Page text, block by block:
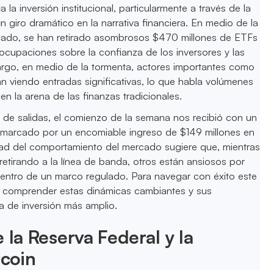
la inversión institucional, particularmente a través de la
giro dramático en la narrativa financiera. En medio de la
se han retirado asombrosos $470 millones de ETFs
sobre la confianza de los inversores y las
en medio de la tormenta, actores importantes como
viendo entradas significativas, lo que habla volúmenes
la arena de las finanzas tradicionales.
salidas, el comienzo de la semana nos recibió con un
por un encomiable ingreso de $149 millones en
del comportamiento del mercado sugiere que, mientras
a la línea de banda, otros están ansiosos por
de un marco regulado. Para navegar con éxito este
estas dinámicas cambiantes y sus
de inversión más amplio.
Reserva Federal y la